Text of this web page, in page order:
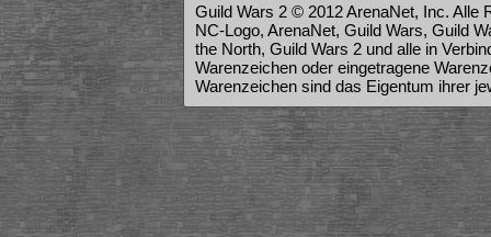
Guild Wars 2 © 2012 ArenaNet, Inc. Alle
NC-Logo, ArenaNet, Guild Wars, Guild
the North, Guild Wars 2 und alle in
Warenzeichen oder eingetragene
Warenzeichen sind das Eigentum ihrer